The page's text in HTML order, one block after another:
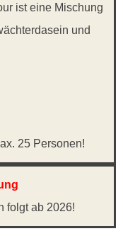
ist eine Mischung
und
25 Personen!
folgt ab 2026!